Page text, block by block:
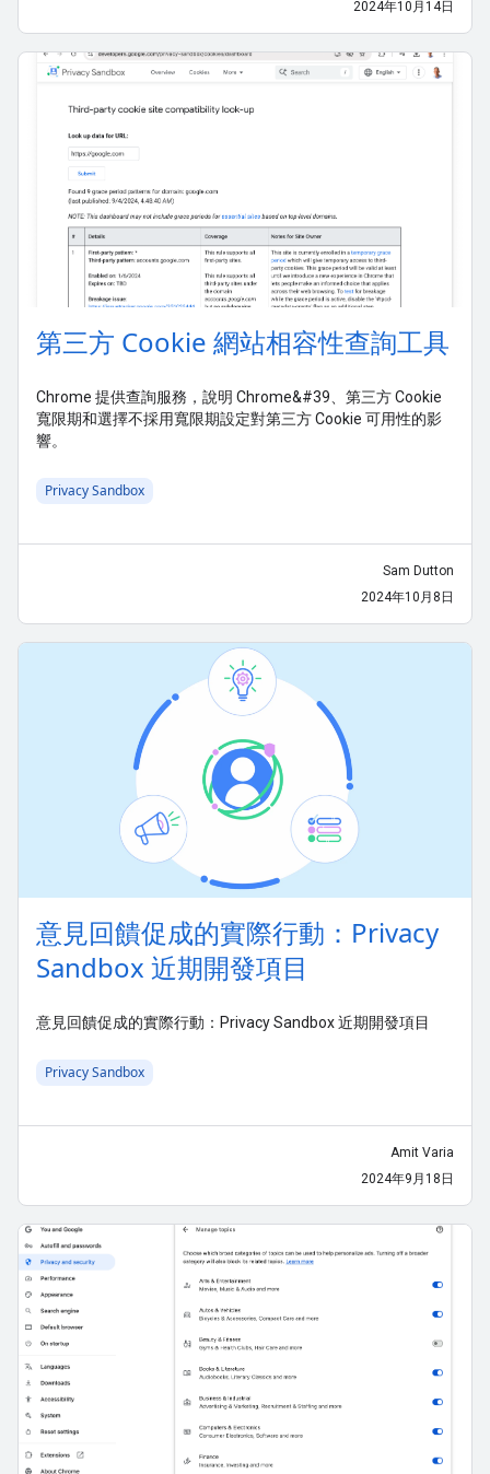
2024年10月14日
第三方 Cookie 網站相容性查詢工具
Chrome 提供查詢服務，說明 Chrome&#39、第三方 Cookie
寬限期和選擇不採用寬限期設定對第三方 Cookie 可用性的影
響。
Privacy Sandbox
Sam Dutton
2024年10月8日
意見回饋促成的實際行動：Privacy
Sandbox 近期開發項目
意見回饋促成的實際行動：Privacy Sandbox 近期開發項目
Privacy Sandbox
Amit Varia
2024年9月18日